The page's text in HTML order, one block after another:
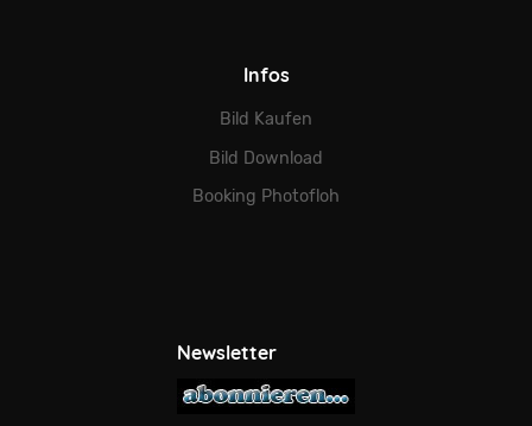
Infos
Bild Kaufen
Bild Download
Booking Photofloh
Newsletter